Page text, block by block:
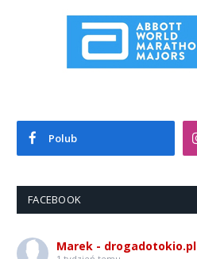
Polub
FACEBOOK
Marek - drogadotokio.pl